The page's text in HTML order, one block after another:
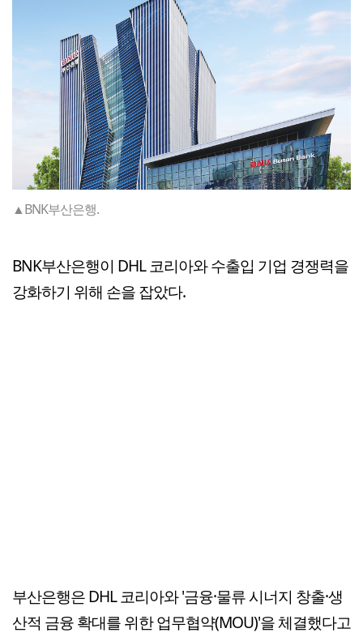
▲BNK부산은행.
BNK부산은행이 DHL 코리아와 수출입 기업 경쟁력을
강화하기 위해 손을 잡았다.
부산은행은 DHL 코리아와 '금융·물류 시너지 창출·생
산적 금융 확대를 위한 업무협약(MOU)'을 체결했다고